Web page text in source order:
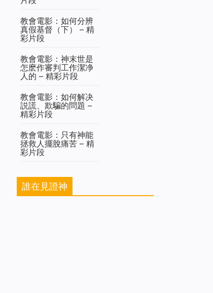
教會電影：如何分辨
真假基督（下） – 精
彩片段
教會電影：神末世是
怎麽作審判工作潔净
人的 – 精彩片段
教會電影：如何解决
説謊、欺騙的問題 –
精彩片段
教會電影：只有神能
拯救人擺脫痛苦 – 精
彩片段
誰在見證神